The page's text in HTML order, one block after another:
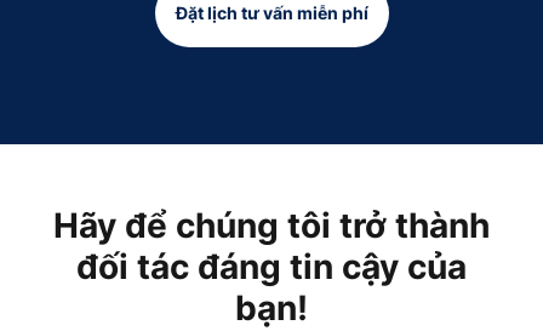
Đặt lịch tư vấn miễn phí
Hãy để chúng tôi trở thành
đối tác đáng tin cậy của
bạn!